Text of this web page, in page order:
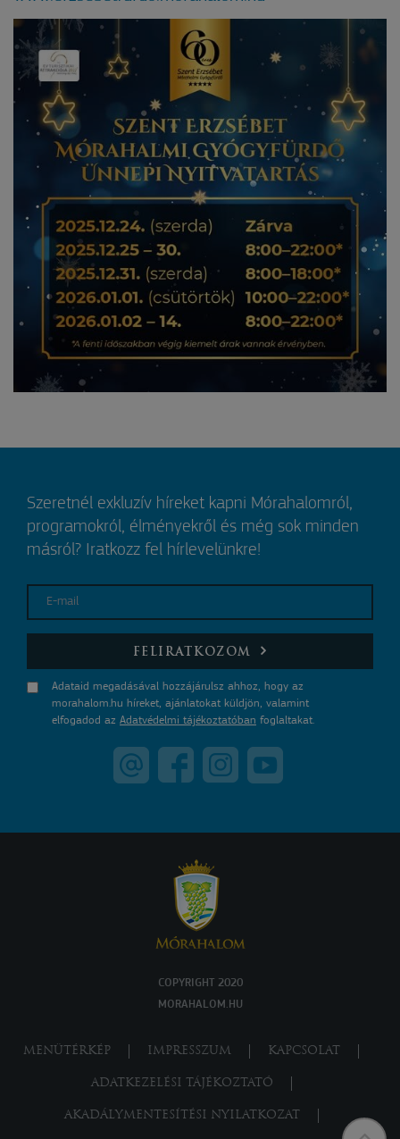
Szeretnél exkluzív híreket kapni Mórahalomról,
programokról, élményekről és még sok minden
másról? Iratkozz fel hírlevelünkre!
E-mail
FELIRATKOZOM
Adataid megadásával hozzájárulsz ahhoz, hogy az
morahalom.hu híreket, ajánlatokat küldjön, valamint
elfogadod az Adatvédelmi tájékoztatóban foglaltakat.
COPYRIGHT 2020
MORAHALOM.HU
MENÜTÉRKÉP IMPRESSZUM KAPCSOLAT
ADATKEZELÉSI TÁJÉKOZTATÓ
AKADÁLYMENTESÍTÉSI NYILATKOZAT